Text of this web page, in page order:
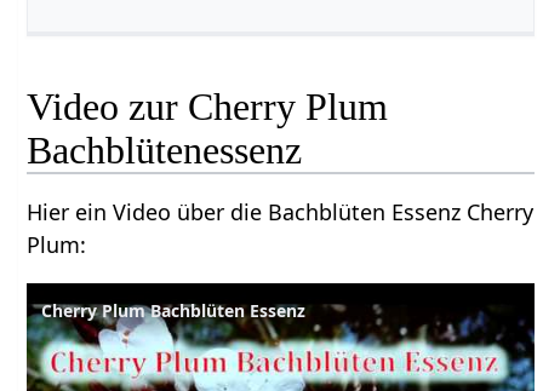
Video zur Cherry Plum
Bachblütenessenz
Hier ein Video über die Bachblüten Essenz Cherry
Plum:
Cherry Plum Bachblüten Essenz